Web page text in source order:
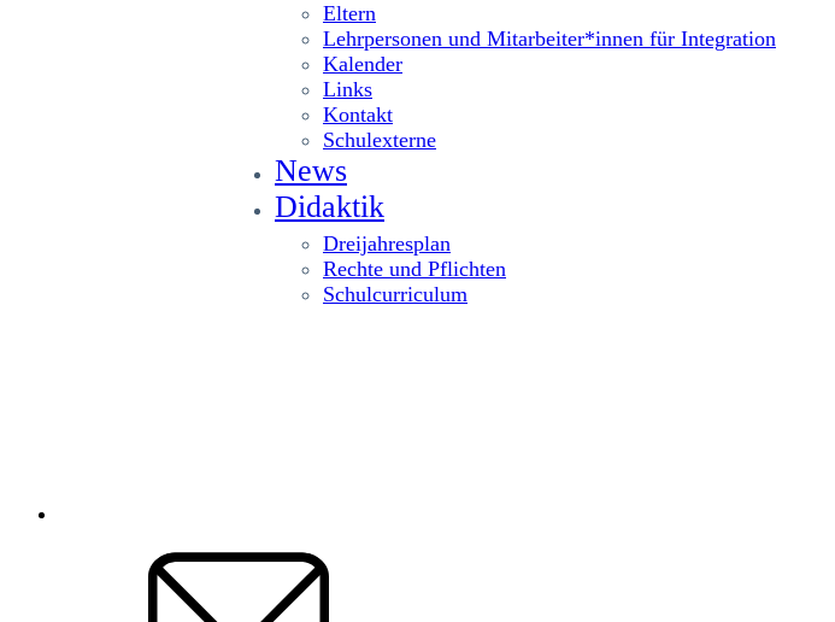
Eltern
Lehrpersonen und Mitarbeiter*innen für Integration
Kalender
Links
Kontakt
Schulexterne
News
Didaktik
Dreijahresplan
Rechte und Pflichten
Schulcurriculum